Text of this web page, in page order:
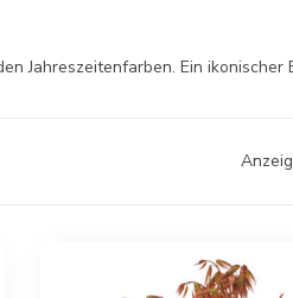
Jahreszeitenfarben. Ein ikonischer